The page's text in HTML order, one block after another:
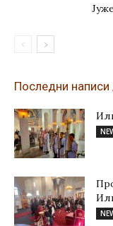
Последни